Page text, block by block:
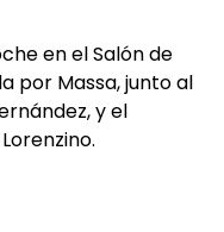
en el Salón de
por Massa, junto al
y el